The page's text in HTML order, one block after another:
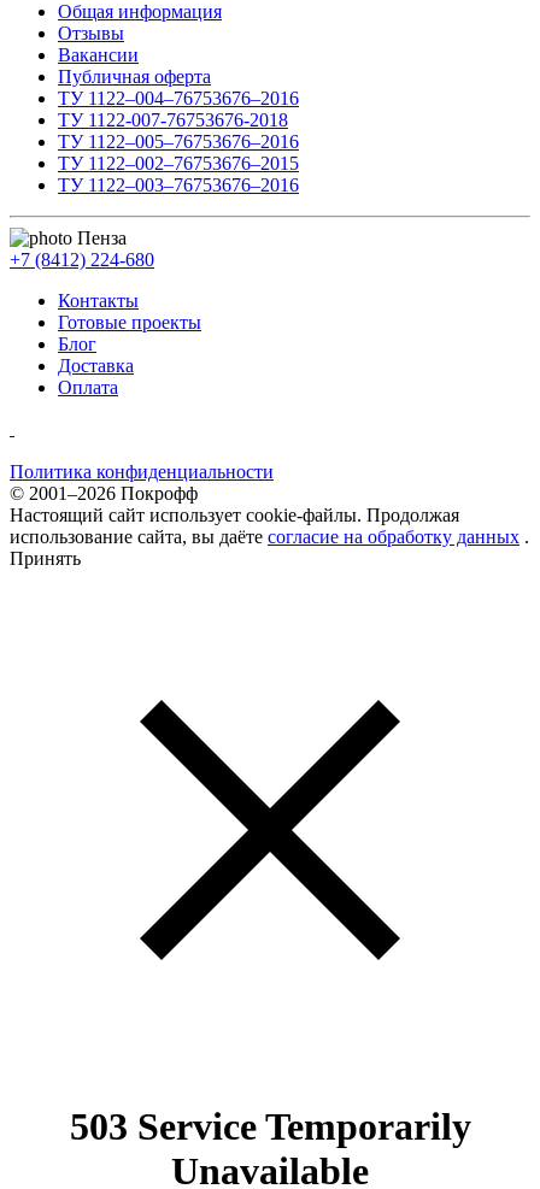
Общая информация
Отзывы
Вакансии
Публичная оферта
ТУ 1122–004–76753676–2016
ТУ 1122-007-76753676-2018
ТУ 1122–005–76753676–2016
ТУ 1122–002–76753676–2015
ТУ 1122–003–76753676–2016
Пенза
+7 (8412) 224-680
Контакты
Готовые проекты
Блог
Доставка
Оплата
Политика конфиденциальности
© 2001–2026 Покрофф
Настоящий сайт использует cookie-файлы. Продолжая
использование сайта, вы даёте согласие на обработку данных .
Принять